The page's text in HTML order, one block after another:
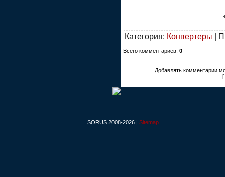
Категория: Конвертеры |
Всего комментариев: 0
Добавлять комментарии
[
SORUS 2008-2026 | Sitemap